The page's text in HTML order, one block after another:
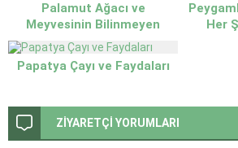
Palamut Ağacı ve
Meyvesinin Bilinmeyen
Faydaları
Her
Papatya Çayı ve Faydaları
ZİYARETÇİ YORUMLARI